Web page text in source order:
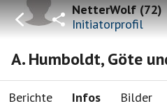
NetterWolf(72)
Initiatorprofil
A. Humboldt, Göte
Berichte Infos Bilder